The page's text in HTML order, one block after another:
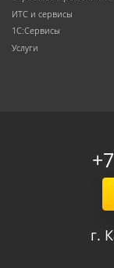
ИТС и сервисы
1С:Сервисы
Услуги
г.